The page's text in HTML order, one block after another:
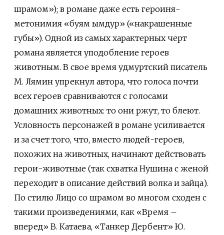
шрамом»); в романе даже есть героиня-
метонимия «буям ымдур» («накрашенные
губы»). Одной из самых характерных черт
романа является уподобление героев
животным. В свое время удмуртский писатель
М. Лямин упрекнул автора, что голоса почти
всех героев сравниваются с голосами
домашних животных: то они ржут, то блеют.
Условность персонажей в романе усиливается
и за счет того, что, вместо людей-героев,
похожих на животных, начинают действовать
герои-животные (так схватка Нушина с женой
переходит в описание действий волка и зайца).
По стилю Лицо со шрамом во многом сходен с
такими произведениями, как «Время –
вперед» В. Катаева, «Танкер Дербент» Ю.